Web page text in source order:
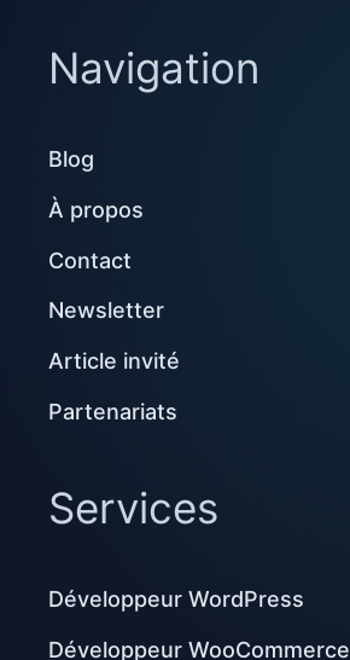
Navigation
Blog
À propos
Contact
Newsletter
Article invité
Partenariats
Services
Développeur WordPress
Développeur WooCommerce